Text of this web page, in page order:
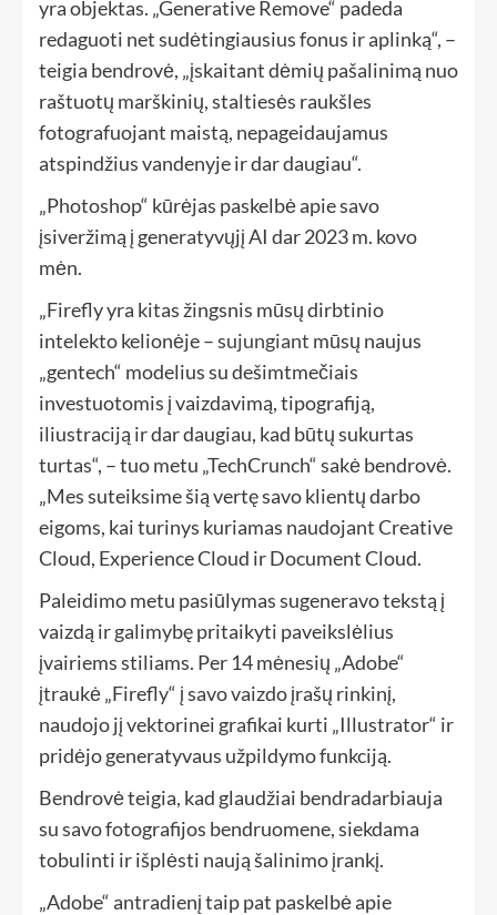
yra objektas. „Generative Remove“ padeda
redaguoti net sudėtingiausius fonus ir aplinką“, –
teigia bendrovė, „įskaitant dėmių pašalinimą nuo
raštuotų marškinių, staltiesės raukšles
fotografuojant maistą, nepageidaujamus
atspindžius vandenyje ir dar daugiau“.
„Photoshop“ kūrėjas paskelbė apie savo
įsiveržimą į generatyvųjį AI dar 2023 m. kovo
mėn.
„Firefly yra kitas žingsnis mūsų dirbtinio
intelekto kelionėje –sujungiant mūsų naujus
„gentech“ modelius su dešimtmečiais
investuotomis į vaizdavimą, tipografiją,
iliustraciją ir dar daugiau, kad būtų sukurtas
turtas“, – tuo metu „TechCrunch“ sakė bendrovė.
„Mes suteiksime šią vertę savo klientų darbo
eigoms, kai turinys kuriamas naudojant Creative
Cloud, Experience Cloud ir Document Cloud.
Paleidimo metu pasiūlymas sugeneravo tekstą į
vaizdą ir galimybę pritaikyti paveikslėlius
įvairiems stiliams. Per 14 mėnesių „Adobe“
įtraukė „Firefly“ į savo vaizdo įrašų rinkinį,
naudojo jį vektorinei grafikai kurti „Illustrator“ ir
pridėjo generatyvaus užpildymo funkciją.
Bendrovė teigia, kad glaudžiai bendradarbiauja
su savo fotografijos bendruomene, siekdama
tobulinti ir išplėsti naują šalinimo įrankį.
„Adobe“ antradienį taip pat paskelbė apie